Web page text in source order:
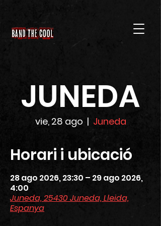
JUNEDA
vie, 28 ago
  |
Juneda
Horari i ubicació
28 ago 2026, 23:30 – 29 ago 2026,
4:00
Juneda, 25430 Juneda, Lleida,
Espanya